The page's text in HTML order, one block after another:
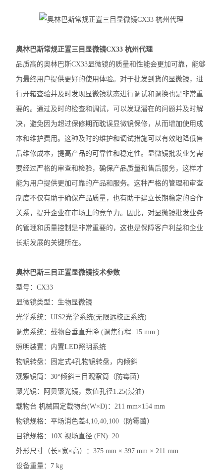
徕卡DM2500生物显微镜
奥林巴斯显微镜镜头
Nikon尼康SMZ25体视显微镜
Nikon尼康LV100N POL生物显微镜
Nikon尼康SMZ1270体视显微镜
奥林巴斯SZX10体视显微镜
徕卡DMi1倒置显微镜
徕卡DM3000生物显微镜
徕卡DM2000生物显微镜
徕卡DM1000生物显微镜
徕卡DM750生物显微镜
徕卡DM500生物显微镜
尼康E200生物显微镜
尼康SMZ745体视显微镜
奥林巴斯常规正置三目显微镜CX33 杭州代理
品质高的奥林巴斯CX33显微镜的质量和性能会更加可靠，能够
为最终用户提供更好的使用体验。对于批发到货的显微镜，进
行开箱查验并及时发现显微镜状态进行调试和调换也是非常重
要的。通过及时的检查和调试，可以发现潜在的问题并及时解
决，避免因为超过保修期而耽误显微镜保修，从而增加使用成
本和维护费用。这种及时的维护和调试措施可以有效地降低售
后维修成本，提高产品的可靠性和稳定性。显微镜批发业务需
要经过严格的审查和检验，确保产品质量和售后服务，这样才
能为用户提供更加可靠的产品和服务。这种严格的管理和审查
制度不仅有助于确保产品质量，也有助于建立长期稳定的合作
关系，提升企业在市场上的竞争力。因此，对显微镜批发业务
的管理和质量控制是非常重要的，这也是保障客户利益和企业
长期发展的关键所在。
奥林巴斯三目正置显微镜技术参数
型号：CX33
显微镜类型：生物显微镜
光学系统：UIS2光学系统(无限远校正系统)
调焦系统：载物台垂直升降 (调焦行程: 15 mm )
照明装置：内置LED照明系统
物镜转盘：固定式4孔物镜转盘，内倾斜
观察镜筒：30°倾斜三目观察筒（防霉菌）
聚光镜：阿贝聚光镜，数值孔径1.25(浸油)
载物台 机械固定载物台(W×D)：211 mm×154 mm
物镜规格：平场消色差4,10,40,100（防霉菌）
目镜规格：10X 视场直径 (FN): 20
外形尺寸（长×宽×高）：375 mm × 397 mm × 211 mm
设备重量：7 kg